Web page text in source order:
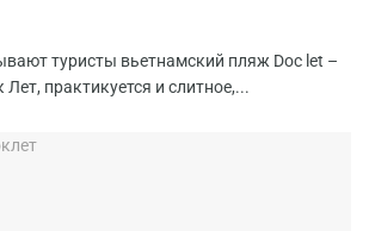
туристы вьетнамский пляж Doc let –
практикуется и слитное,...